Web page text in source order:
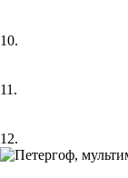
10.
11.
12.